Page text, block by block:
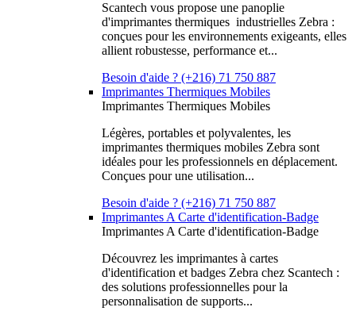
Scantech vous propose une panoplie
d'imprimantes thermiques industrielles Zebra :
conçues pour les environnements exigeants, elles
allient robustesse, performance et...
Besoin d'aide ? (+216) 71 750 887
Imprimantes Thermiques Mobiles
Imprimantes Thermiques Mobiles
Légères, portables et polyvalentes, les
imprimantes thermiques mobiles Zebra sont
idéales pour les professionnels en déplacement.
Conçues pour une utilisation...
Besoin d'aide ? (+216) 71 750 887
Imprimantes A Carte d'identification-Badge
Imprimantes A Carte d'identification-Badge
Découvrez les imprimantes à cartes
d'identification et badges Zebra chez Scantech :
des solutions professionnelles pour la
personnalisation de supports...